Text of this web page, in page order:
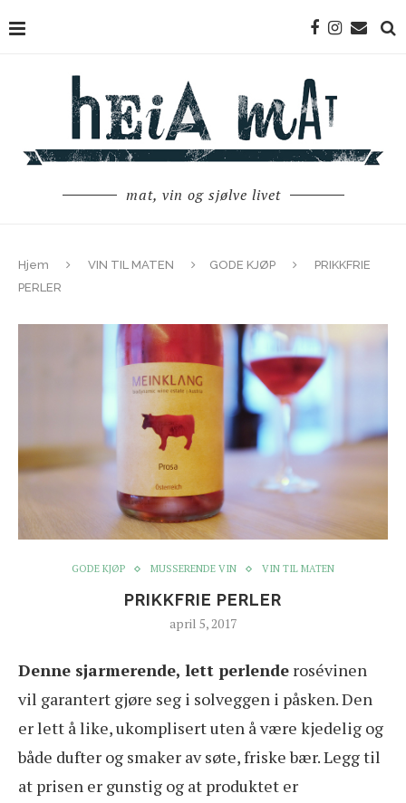
mat, vin og sjølve livet
Hjem VIN TIL MATEN GODE KJØP
PRIKKFRIE
PERLER
GODE KJØP MUSSERENDE VIN VIN TIL MATEN
PRIKKFRIE PERLER
april 5, 2017
Denne sjarmerende, lett perlende rosévinen
vil garantert gjøre seg i solveggen i påsken. Den
er lett å like, ukomplisert uten å være kjedelig og
både dufter og smaker av søte, friske bær. Legg til
at prisen er gunstig og at produktet er